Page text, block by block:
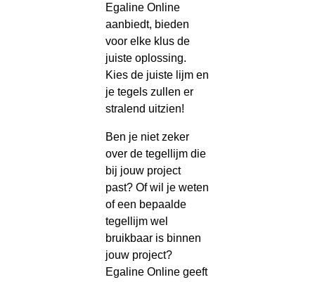
Egaline Online
aanbiedt, bieden
voor elke klus de
juiste oplossing.
Kies de juiste lijm en
je tegels zullen er
stralend uitzien!
Ben je niet zeker
over de tegellijm die
bij jouw project
past? Of wil je weten
of een bepaalde
tegellijm wel
bruikbaar is binnen
jouw project?
Egaline Online geeft